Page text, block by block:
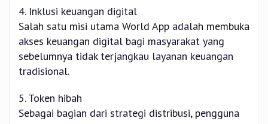
4. Inklusi keuangan digital
Salah satu misi utama World App adalah membuka
akses keuangan digital bagi masyarakat yang
sebelumnya tidak terjangkau layanan keuangan
tradisional.
5. Token hibah
Sebagai bagian dari strategi distribusi, pengguna